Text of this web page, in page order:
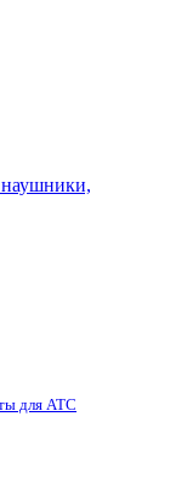
для АТС